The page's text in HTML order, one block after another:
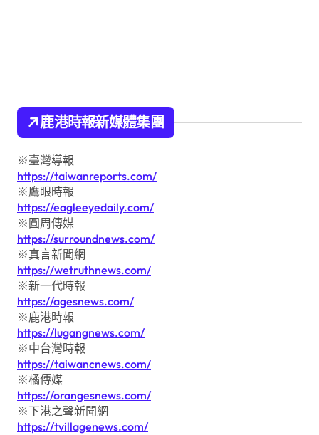
鹿港時報新媒體集團
※臺灣導報
https://taiwanreports.com/
※鷹眼時報
https://eagleeyedaily.com/
※圓周傳媒
https://surroundnews.com/
※真言新聞網
https://wetruthnews.com/
※新一代時報
https://agesnews.com/
※鹿港時報
https://lugangnews.com/
※中台灣時報
https://taiwancnews.com/
※橘傳媒
https://orangesnews.com/
※下港之聲新聞網
https://tvillagenews.com/